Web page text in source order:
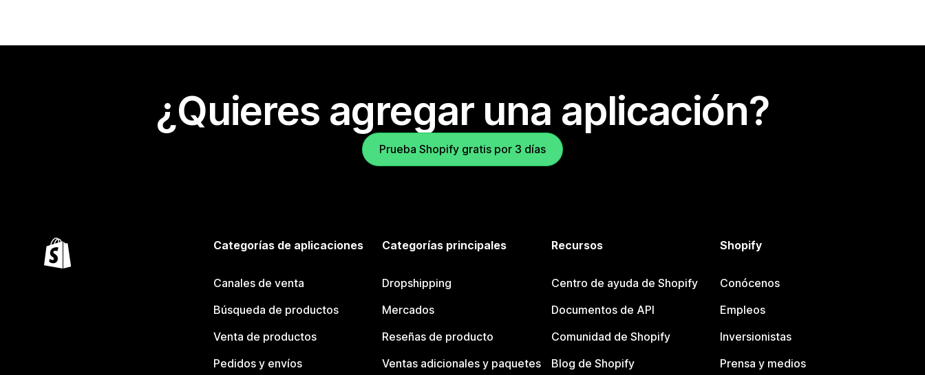
¿Quieres agregar una aplicación?
Prueba Shopify gratis por 3 días
Categorías de aplicaciones
Canales de venta
Búsqueda de productos
Venta de productos
Pedidos y envíos
Categorías principales
Dropshipping
Mercados
Reseñas de producto
Ventas adicionales y paquetes
Recursos
Centro de ayuda de Shopify
Documentos de API
Comunidad de Shopify
Blog de Shopify
Shopify
Conócenos
Empleos
Inversionistas
Prensa y medios